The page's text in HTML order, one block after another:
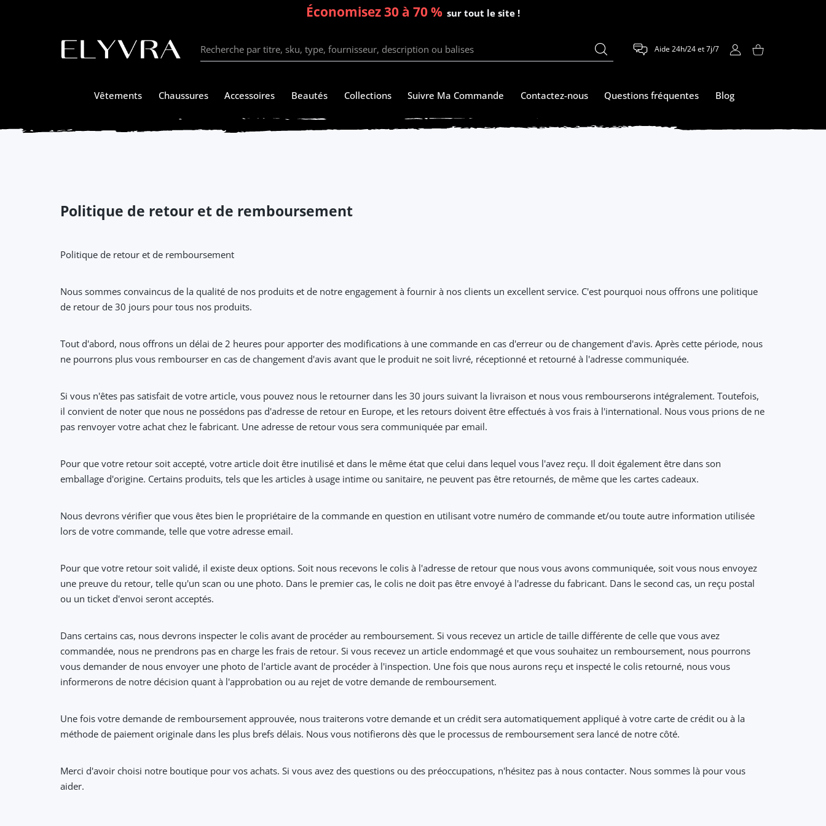
Économisez 30 à 70 % sur tout le site !
Aide 24h/24 et 7j/7 COMPTE D'UTILISATEUR
Panier
Vêtements Chaussures Accessoires Beautés Collections Suivre Ma Commande Contactez-nous Questions fréquentes Blog
Politique de retour et de remboursement
Politique de retour et de remboursement
Nous sommes convaincus de la qualité de nos produits et de notre engagement à fournir à nos clients un excellent service. C'est pourquoi nous offrons une politique
de retour de 30 jours pour tous nos produits.
Tout d'abord, nous offrons un délai de 2 heures pour apporter des modifications à une commande en cas d'erreur ou de changement d'avis. Après cette période, nous
ne pourrons plus vous rembourser en cas de changement d'avis avant que le produit ne soit livré, réceptionné et retourné à l'adresse communiquée.
Si vous n'êtes pas satisfait de votre article, vous pouvez nous le retourner dans les 30 jours suivant la livraison et nous vous rembourserons intégralement. Toutefois,
il convient de noter que nous ne possédons pas d'adresse de retour en Europe, et les retours doivent être effectués à vos frais à l'international. Nous vous prions de ne
pas renvoyer votre achat chez le fabricant. Une adresse de retour vous sera communiquée par email.
Pour que votre retour soit accepté, votre article doit être inutilisé et dans le même état que celui dans lequel vous l'avez reçu. Il doit également être dans son
emballage d'origine. Certains produits, tels que les articles à usage intime ou sanitaire, ne peuvent pas être retournés, de même que les cartes cadeaux.
Nous devrons vérifier que vous êtes bien le propriétaire de la commande en question en utilisant votre numéro de commande et/ou toute autre information utilisée
lors de votre commande, telle que votre adresse email.
Pour que votre retour soit validé, il existe deux options. Soit nous recevons le colis à l'adresse de retour que nous vous avons communiquée, soit vous nous envoyez
une preuve du retour, telle qu'un scan ou une photo. Dans le premier cas, le colis ne doit pas être envoyé à l'adresse du fabricant. Dans le second cas, un reçu postal
ou un ticket d'envoi seront acceptés.
Dans certains cas, nous devrons inspecter le colis avant de procéder au remboursement. Si vous recevez un article de taille différente de celle que vous avez
commandée, nous ne prendrons pas en charge les frais de retour. Si vous recevez un article endommagé et que vous souhaitez un remboursement, nous pourrons
vous demander de nous envoyer une photo de l'article avant de procéder à l'inspection. Une fois que nous aurons reçu et inspecté le colis retourné, nous vous
informerons de notre décision quant à l'approbation ou au rejet de votre demande de remboursement.
Une fois votre demande de remboursement approuvée, nous traiterons votre demande et un crédit sera automatiquement appliqué à votre carte de crédit ou à la
méthode de paiement originale dans les plus brefs délais. Nous vous notifierons dès que le processus de remboursement sera lancé de notre côté.
Merci d'avoir choisi notre boutique pour vos achats. Si vous avez des questions ou des préoccupations, n'hésitez pas à nous contacter. Nous sommes là pour vous
aider.